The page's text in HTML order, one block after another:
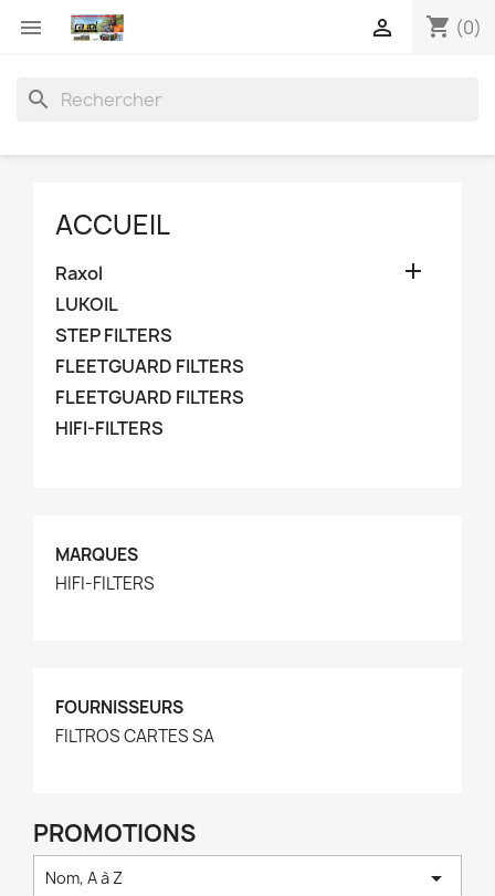
 shopping_cart (0)

search
ACCUEIL
Raxol 
LUKOIL
STEP FILTERS
FLEETGUARD FILTERS
FLEETGUARD FILTERS
HIFI-FILTERS
MARQUES
HIFI-FILTERS
FOURNISSEURS
FILTROS CARTES SA
PROMOTIONS
Nom, A à Z 